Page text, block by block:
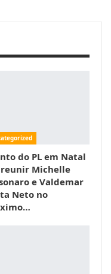
do PL em Natal
Michelle
e Valdemar
Neto no